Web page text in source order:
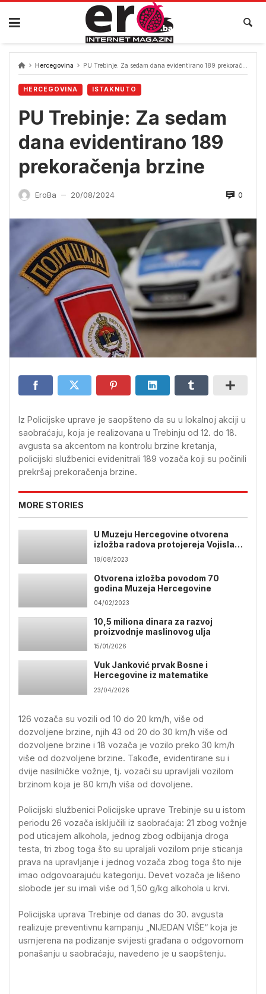
Skip
content
Hercegovina PU Trebinje: Za sedam dana evidentirano 189 prekoračenja brzine
HERCEGOVINA ISTAKNUTO
PU Trebinje: Za sedam
dana evidentirano 189
prekoračenja brzine
EroBa — 20/08/2024 0
Iz Policijske uprave je saopšteno da su u lokalnoj akciji u
saobraćaju, koja je realizovana u Trebinju od 12. do 18.
avgusta sa akcentom na kontrolu brzine kretanja,
policijski službenici evidenitrali 189 vozača koji su počinili
prekršaj prekoračenja brzine.
MORE STORIES
U Muzeju Hercegovine otvorena
izložba radova protojereja Vojislava
Bilbije
18/08/2023
Otvorena izložba povodom 70
godina Muzeja Hercegovine
04/02/2023
10,5 miliona dinara za razvoj
proizvodnje maslinovog ulja
15/01/2026
Vuk Janković prvak Bosne i
Hercegovine iz matematike
23/04/2026
126 vozača su vozili od 10 do 20 km/h, više od
dozvoljene brzine, njih 43 od 20 do 30 km/h više od
dozvoljene brzine i 18 vozača je vozilo preko 30 km/h
više od dozvoljene brzine. Takođe, evidentirane su i
dvije nasilničke vožnje, tj. vozači su upravljali vozilom
brzinom koja je 80 km/h viša od dovoljene.
Policijski službenici Policijske uprave Trebinje su u istom
periodu 26 vozača isključili iz saobraćaja: 21 zbog vožnje
pod uticajem alkohola, jednog zbog odbijanja droga
testa, tri zbog toga što su upraljali vozilom prije sticanja
prava na upravljanje i jednog vozača zbog toga što nije
imao odgovoarajuću kategoriju. Devet vozača je lišeno
slobode jer su imali više od 1,50 g/kg alkohola u krvi.
Policijska uprava Trebinje od danas do 30. avgusta
realizuje preventivnu kampanju „NIJEDAN VIŠE“ koja je
usmjerena na podizanje svijesti građana o odgovornom
ponašanju u saobraćaju, navedeno je u saopštenju.